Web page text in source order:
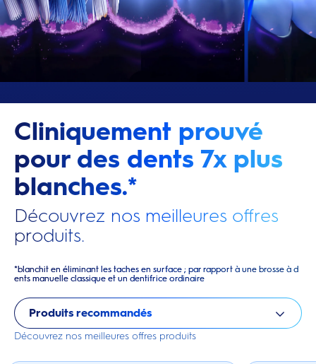
Cliniquement prouvé
pour des dents 7x plus
blanches.*
Découvrez nos meilleures offres
produits.
*blanchit en éliminant les taches en surface ; par rapport à une brosse à d
ents manuelle classique et un dentifrice ordinaire
Produits recommandés
Découvrez nos meilleures offres produits